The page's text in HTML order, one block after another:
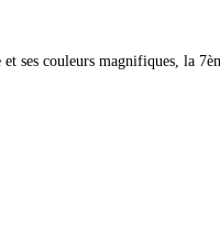
et ses couleurs magnifiques, la